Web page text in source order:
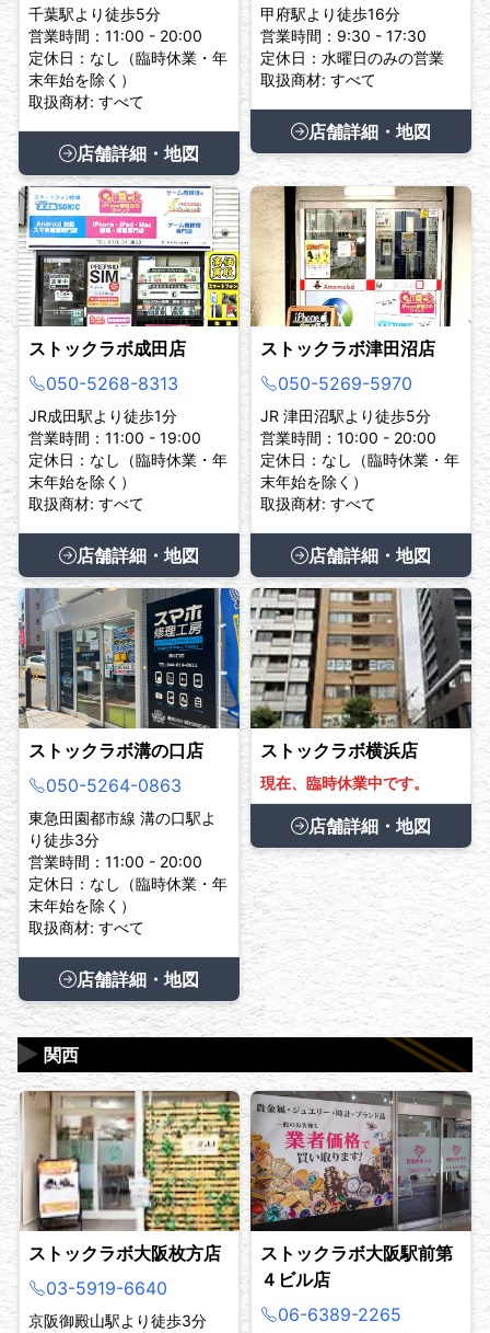
千葉駅より徒歩5分
営業時間：11:00 - 20:00
定休日：なし（臨時休業・年
末年始を除く）
取扱商材: すべて
店舗詳細・地図
甲府駅より徒歩16分
営業時間：9:30 - 17:30
定休日：水曜日のみの営業
取扱商材: すべて
店舗詳細・地図
ストックラボ成田店
050-5268-8313
JR成田駅より徒歩1分
営業時間：11:00 - 19:00
定休日：なし（臨時休業・年
末年始を除く）
取扱商材: すべて
店舗詳細・地図
ストックラボ津田沼店
050-5269-5970
JR 津田沼駅より徒歩5分
営業時間：10:00 - 20:00
定休日：なし（臨時休業・年
末年始を除く）
取扱商材: すべて
店舗詳細・地図
ストックラボ溝の口店
050-5264-0863
東急田園都市線 溝の口駅よ
り徒歩3分
営業時間：11:00 - 20:00
定休日：なし（臨時休業・年
末年始を除く）
取扱商材: すべて
店舗詳細・地図
ストックラボ横浜店
現在、臨時休業中です。
店舗詳細・地図
関西
▶
ストックラボ大阪枚方店
03-5919-6640
京阪御殿山駅より徒歩3分
ストックラボ大阪駅前第
４ビル店
06-6389-2265